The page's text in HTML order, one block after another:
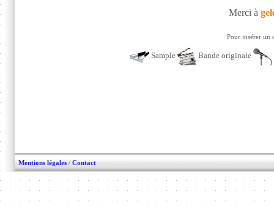
Merci à
Pour insérer un
Sample Bande originale
Mentions légales / Contact